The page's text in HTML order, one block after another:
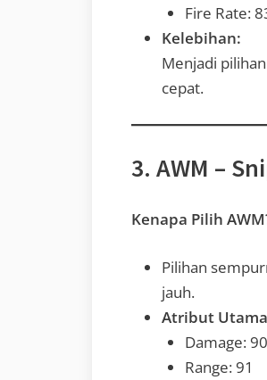
Fire Rate:
Kelebihan:
Menjadi
cepat.
3. AWM –
Kenapa Pilih
Pilihan
jauh.
Atribut
Damage: 90
Range: 91